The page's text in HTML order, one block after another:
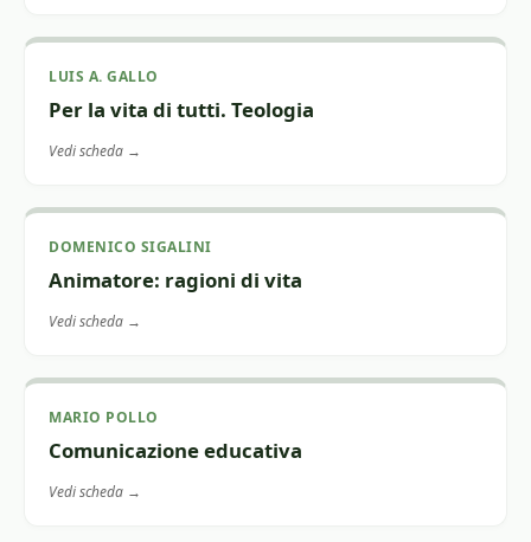
LUIS A. GALLO
Per la vita di tutti. Teologia
Vedi scheda →
DOMENICO SIGALINI
Animatore: ragioni di vita
Vedi scheda →
MARIO POLLO
Comunicazione educativa
Vedi scheda →